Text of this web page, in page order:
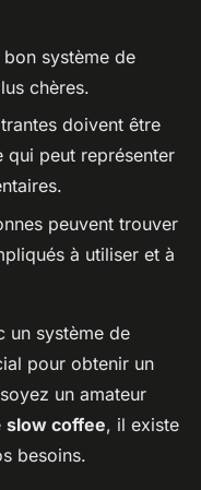
système de
chères.
doivent être
qui peut représenter
peuvent trouver
à utiliser et à
un système de
pour obtenir un
un amateur
slow coffee, il existe
besoins.